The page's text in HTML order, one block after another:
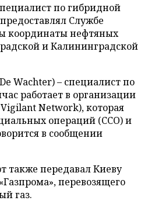
по гибридной
Службе
координаты нефтяных
и Калининградской
Wachter) – специалист по
работает в организации
Network), которая
операций (ССО) и
в сообщении
также передавал Киеву
перевозящего
газ.